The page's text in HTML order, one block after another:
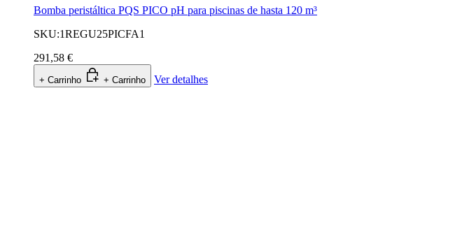
Bomba peristáltica PQS PICO pH para piscinas de hasta 120 m³
SKU:1REGU25PICFA1
291,58 €
+ Carrinho + Carrinho Ver detalhes